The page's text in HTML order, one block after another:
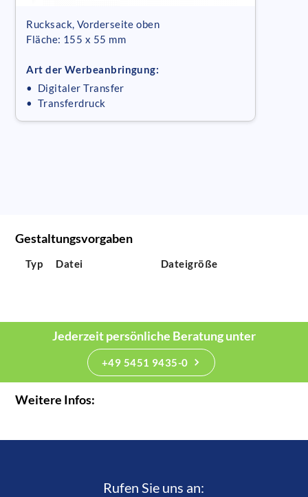
Rucksack, Vorderseite oben
Fläche: 155 x 55 mm
Art der Werbeanbringung:
• Digitaler Transfer
• Transferdruck
Gestaltungsvorgaben
Typ Datei Dateigröße
Jederzeit persönliche Beratung unter
+49 5451 9435-0
Weitere Infos:
Rufen Sie uns an:­